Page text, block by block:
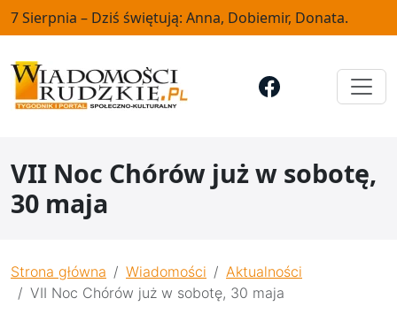
7 Sierpnia – Dziś świętują: Anna, Dobiemir, Donata.
VII Noc Chórów już w sobotę,
30 maja
Strona główna Wiadomości
Aktualności
VII Noc Chórów już w sobotę, 30 maja